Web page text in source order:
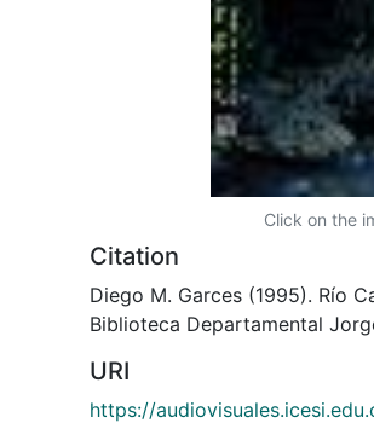
Click on the
Citation
Diego M. Garces (1995). Río
Biblioteca Departamental
URI
https://